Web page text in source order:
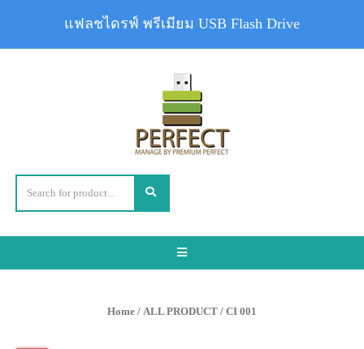
Toggle
Home / ALL PRODUCT / CI 001
แฟลชไดรฟ์ พรีเมียม USB Flash Drive